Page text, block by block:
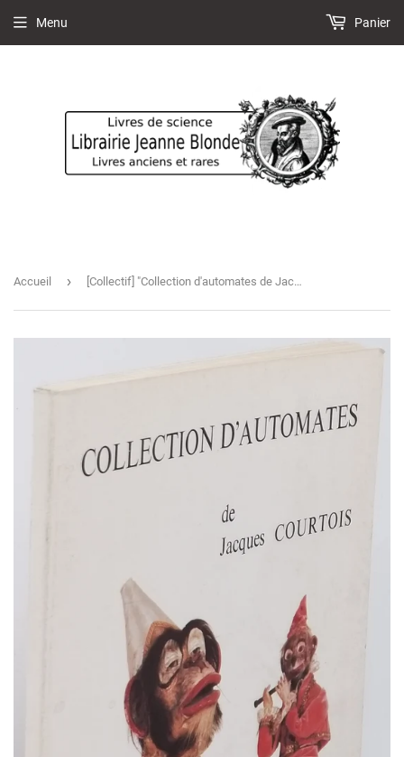
Menu Panier
Accueil › [Collectif] "Collection d'automates de Jacques Courtois" [Catalogue de vente aux enchères d'automates]